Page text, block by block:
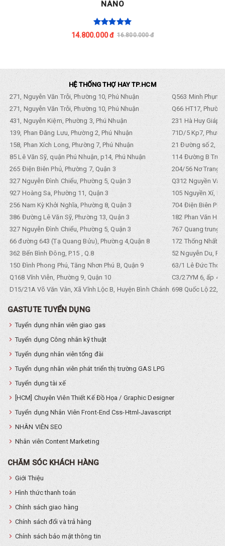
NANO
14.800.000 đ 16.800.000 đ
HỆ THỐNG THỢ HAY TP.HCM
271, Nguyễn Văn Trỗi, Phường 10, Phú Nhuận
Q563 Minh
271, Nguyễn Văn Trỗi, Phường 10, Phú Nhuận
Q66 HT17,
431, Nguyễn Kiệm, Phường 3, Phú Nhuận
231 Hà Huy Giáp,
139, Phan Đăng Lưu, Phường 2, Phú Nhuận
71D/5 Kp7,
158, Phan Xích Long, Phường 7, Phú Nhuận
21 Đường số 2,
85 Lê Văn Sỹ, quận Phú Nhuận, p14, Phú Nhuận
114 Đường B
265 Điện Biên Phủ, Phường 7, Quận 3
204/56 Nơ Trang
327 Nguyễn Đình Chiểu, Phường 5, Quận 3
Q312 Nguyền
927 Hoàng Sa, Phường 11, Quận 3
105 Nguyền Xí,
256 Nam Kỳ Khởi Nghĩa, Phường 8, Quận 3
704 Điện Biên
386 Đường Lê Văn Sỹ, Phường 13, Quận 3
182 Phan Văn
327 Nguyễn Đình Chiểu, Phường 5, Quận 3
767 Quang trung,
66 đường 643 (Tạ Quang Bửu), Phường 4,Quận 8
172 Thống Nhất.
362 Bến Bình Đông, P.15 , Q.8
52 Nguyễn Du,
150 Đình Phong Phú, Tăng Nhơn Phú B, Quận 9
63/1 Lê Đức Thọ,
Q168 Vĩnh Viễn, Phường 9, Quận 10
C3/27YM 6, ấp 4,
D15/21A Võ Văn Vân, Xã Vĩnh Lộc B, Huyện Bình Chánh 698 Quốc Lộ 22,
GASTUTE TUYỂN DỤNG
Tuyển dụng nhân viên giao gas
Tuyển dụng Công nhân kỹ thuật
Tuyển dụng nhân viên tổng đài
Tuyển dụng nhân viên phát triển thị trường GAS LPG
Tuyển dụng tài xế
[HCM] Chuyên Viên Thiết Kế Đồ Họa / Graphic Designer
Tuyển dụng Nhân Viên Front-End Css-Html-Javascript
NHÂN VIÊN SEO
Nhân viên Content Marketing
CHĂM SÓC KHÁCH HÀNG
Giới Thiệu
Hình thức thanh toán
Chính sách giao hàng
Chính sách đổi và trả hàng
Chính sách bảo mật thông tin